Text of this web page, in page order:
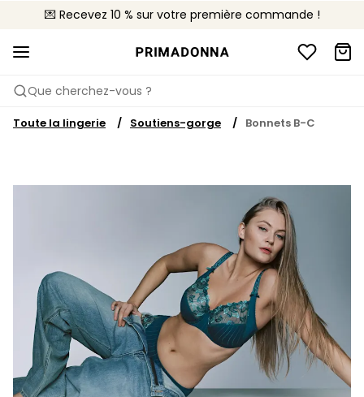
💌 Recevez 10 % sur votre première commande !
🚚 Livraison gratuite à partir de 90€
Que cherchez-vous ?
Toute la lingerie Soutiens-gorge Bonnets B-C